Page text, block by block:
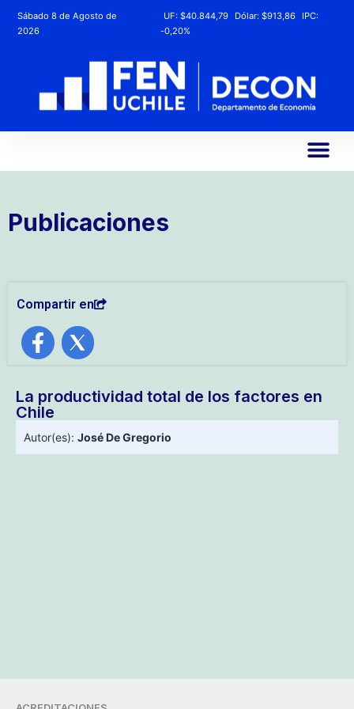
Sábado 8 de Agosto de
2026
UF:$40.844,79 Dólar:$913,86
IPC:
-0,20%
Publicaciones
Compartir en
La productividad total de los factores en
Chile
Autor(es): José De Gregorio